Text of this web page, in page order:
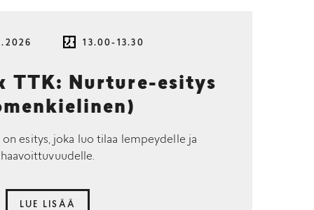
13.00-13.30
TTK: Nurture-esitys
esitys, joka luo tilaa lempeydelle ja
haavoittuvuudelle.
LUE LISÄÄ